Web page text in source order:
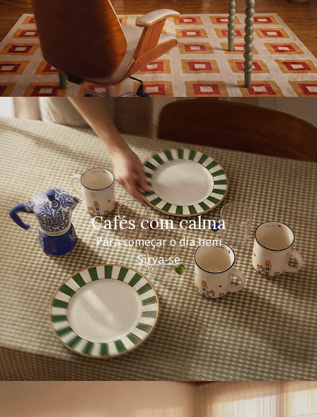
Cafés com calma
Para começar o dia bem
Sirva-se